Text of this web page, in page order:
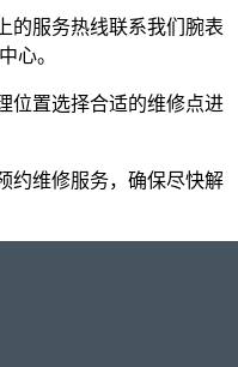
的服务热线联系我们腕表
心。
位置选择合适的维修点进
约维修服务，确保尽快解